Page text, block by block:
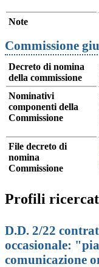
Note
Commissione
Decreto di nomina
della commissione
Nominativi
componenti della
Commissione
File decreto di
nomina
Commissione
Profili
D.D. 2/22
occasionale:
comunicazione